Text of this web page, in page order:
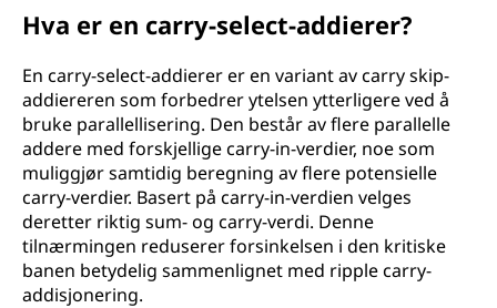
Hva er en carry-select-addierer?
En carry-select-addierer er en variant av carry skip-
addiereren som forbedrer ytelsen ytterligere ved å
bruke parallellisering. Den består av flere parallelle
addere med forskjellige carry-in-verdier, noe som
muliggjør samtidig beregning av flere potensielle
carry-verdier. Basert på carry-in-verdien velges
deretter riktig sum- og carry-verdi. Denne
tilnærmingen reduserer forsinkelsen i den kritiske
banen betydelig sammenlignet med ripple carry-
addisjonering.